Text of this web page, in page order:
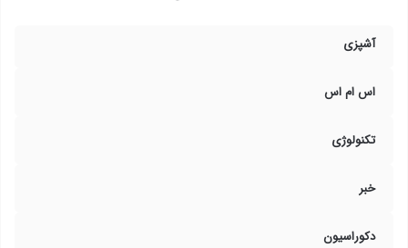
آشپزی
اس ام اس
تکنولوژی
خبر
دکوراسیون